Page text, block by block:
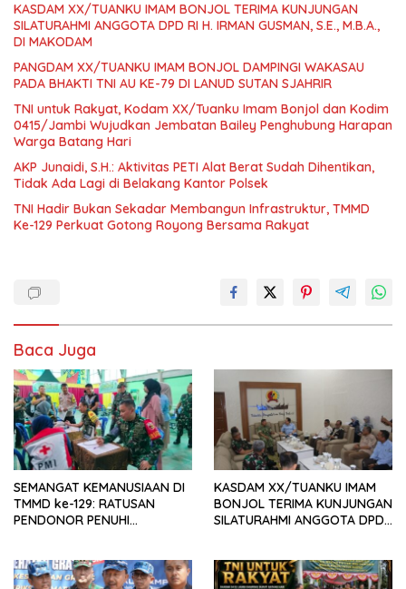
KASDAM XX/TUANKU IMAM BONJOL TERIMA KUNJUNGAN
SILATURAHMI ANGGOTA DPD RI H. IRMAN GUSMAN, S.E., M.B.A.,
DI MAKODAM
PANGDAM XX/TUANKU IMAM BONJOL DAMPINGI WAKASAU
PADA BHAKTI TNI AU KE-79 DI LANUD SUTAN SJAHRIR
TNI untuk Rakyat, Kodam XX/Tuanku Imam Bonjol dan Kodim
0415/Jambi Wujudkan Jembatan Bailey Penghubung Harapan
Warga Batang Hari
AKP Junaidi, S.H.: Aktivitas PETI Alat Berat Sudah Dihentikan,
Tidak Ada Lagi di Belakang Kantor Polsek
TNI Hadir Bukan Sekadar Membangun Infrastruktur, TMMD
Ke-129 Perkuat Gotong Royong Bersama Rakyat
Baca Juga
SEMANGAT KEMANUSIAAN DI
TMMD ke-129: RATUSAN
PENDONOR PENUHI
KASDAM XX/TUANKU IMAM
BONJOL TERIMA KUNJUNGAN
SILATURAHMI ANGGOTA DPD